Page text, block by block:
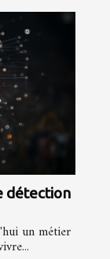
détection
un métier